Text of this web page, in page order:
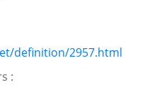
definition/2957.html
: